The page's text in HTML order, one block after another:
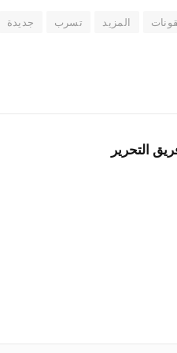
المزيد تسرب جديدة
التحرير